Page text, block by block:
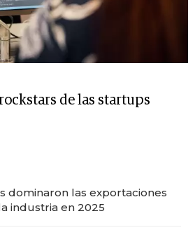
de las startups
dominaron las exportaciones
industria en 2025